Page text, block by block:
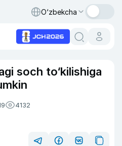
O‘zbekcha
soch to‘kilishiga
4132